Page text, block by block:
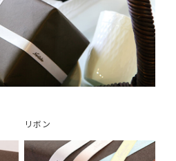
リボン